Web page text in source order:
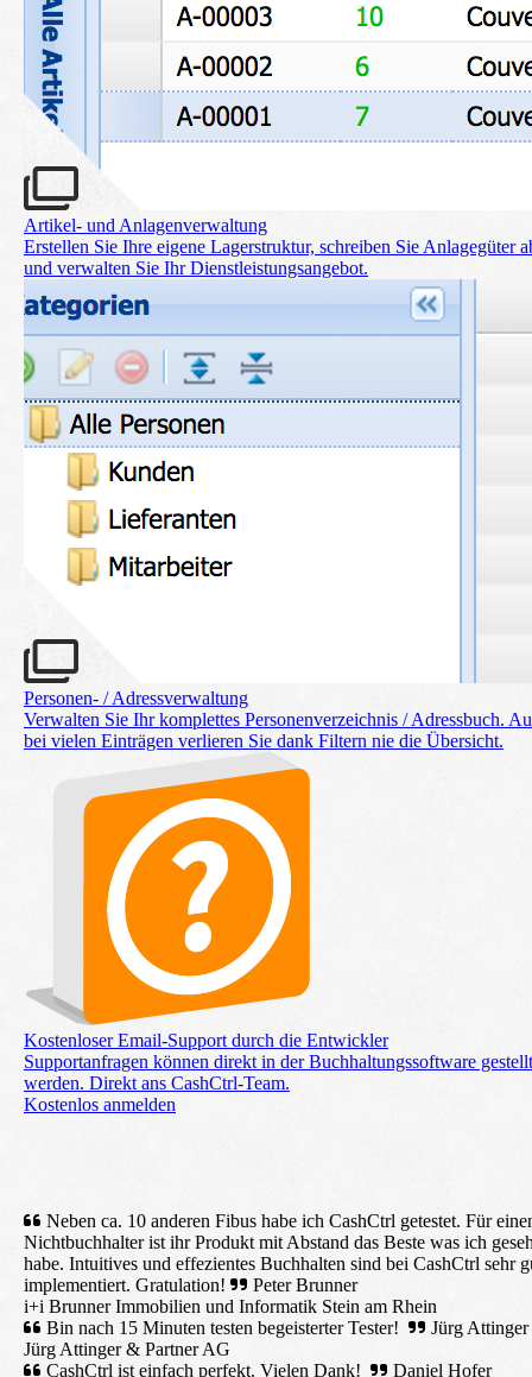
Artikel- und Anlagenverwaltung
Erstellen Sie Ihre eigene Lager­struktur, schreiben Sie Anlage­güter
und verwalten Sie Ihr Dienst­leistung­sangebot.
Personen- / Adressverwaltung
Verwalten Sie Ihr komplettes Personen­verzeichnis / Adressbuch.
bei vielen Einträgen verlieren Sie dank Filtern nie die Übersicht.
Kostenloser Email-Support durch die Entwickler
Supportanfragen können direkt in der Buchhaltungssoftware gestellt
werden. Direkt ans CashCtrl-Team.
Kostenlos anmelden
Neben ca. 10 anderen Fibus habe ich CashCtrl getestet. Für
Nichtbuchhalter ist ihr Produkt mit Abstand das Beste was ich
habe. Intuitives und effezientes Buchhalten sind bei CashCtrl sehr
implementiert. Gratulation!
Peter Brunner
i+i Brunner Immobilien und Informatik Stein am Rhein
Bin nach 15 Minuten testen begeisterter Tester!
Jürg Attinger
Jürg Attinger & Partner AG
CashCtrl ist einfach perfekt. Vielen Dank!
Daniel Hofer